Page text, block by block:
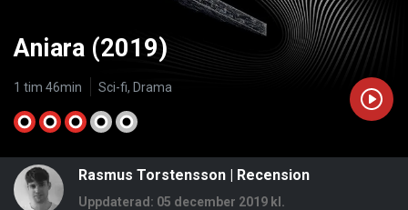
Aniara (2019)
1 tim 46min Sci-fi, Drama
Rasmus Torstensson | Recension
Uppdaterad: 05 december 2019 kl.